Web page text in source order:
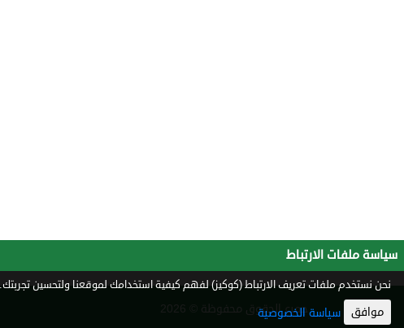
جميع الحقوق محفوظة © 2026
سياسة ملفات الارتباط
نحن نستخدم ملفات تعريف الارتباط (كوكيز) لفهم كيفية استخدامك لموقعنا ولتحسين
موافق سياسة الخصوصية